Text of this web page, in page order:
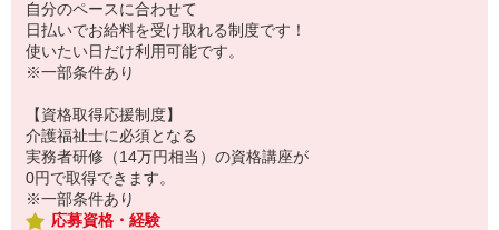
自分のペースに合わせて
日払いでお給料を受け取れる制度です！
使いたい日だけ利用可能です。
※一部条件あり
【資格取得応援制度】
介護福祉士に必須となる
実務者研修（14万円相当）の資格講座が
0円で取得できます。
※一部条件あり
応募資格・経験